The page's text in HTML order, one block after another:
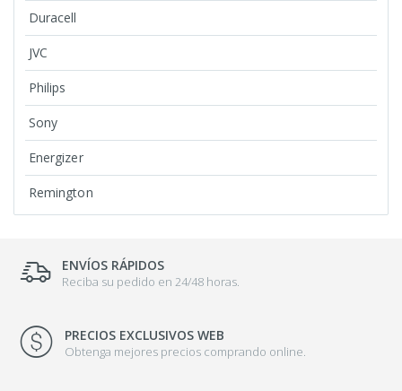
Duracell
JVC
Philips
Sony
Energizer
Remington
ENVÍOS RÁPIDOS
Reciba su pedido en 24/48 horas.
PRECIOS EXCLUSIVOS WEB
Obtenga mejores precios comprando online.